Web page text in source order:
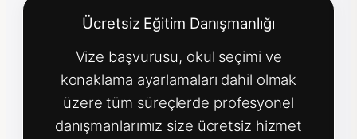
Ücretsiz Eğitim Danışmanlığı
Vize başvurusu, okul seçimi ve
konaklama ayarlamaları dahil olmak
üzere tüm süreçlerde profesyonel
danışmanlarımız size ücretsiz hizmet